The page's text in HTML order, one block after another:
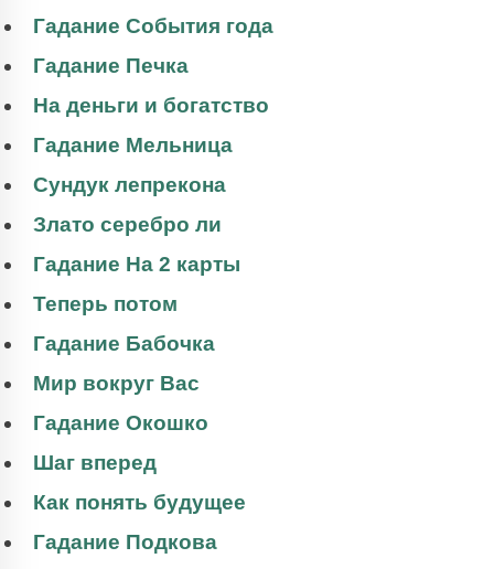
Гадание События года
Гадание Печка
На деньги и богатство
Гадание Мельница
Сундук лепрекона
Злато серебро ли
Гадание На 2 карты
Теперь потом
Гадание Бабочка
Мир вокруг Вас
Гадание Окошко
Шаг вперед
Как понять будущее
Гадание Подкова